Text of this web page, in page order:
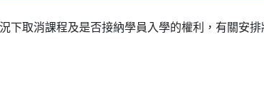
下取消課程及是否接納學員入學的權利，有關安